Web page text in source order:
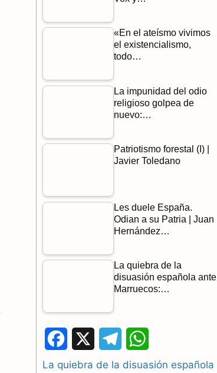
«En el ateísmo vivimos
el existencialismo,
todo…
La impunidad del odio
religioso golpea de
nuevo:…
Patriotismo forestal (I) |
Javier Toledano
Les duele España.
Odian a su Patria | Juan
Hernández…
La quiebra de la
disuasión española ante
Marruecos:…
a
e
h
La quiebra de la disuasión española